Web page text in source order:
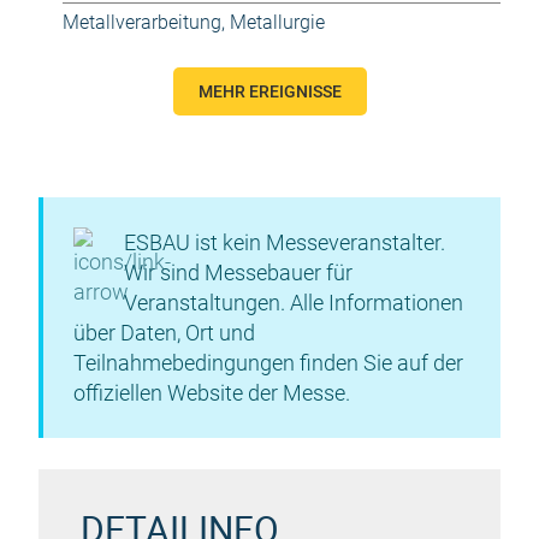
Metallverarbeitung, Metallurgie
MEHR EREIGNISSE
ESBAU ist kein Messeveranstalter.
Wir sind Messebauer für
Veranstaltungen. Alle Informationen
über Daten, Ort und
Teilnahmebedingungen finden Sie auf der
offiziellen Website der Messe.
DETAILINFO